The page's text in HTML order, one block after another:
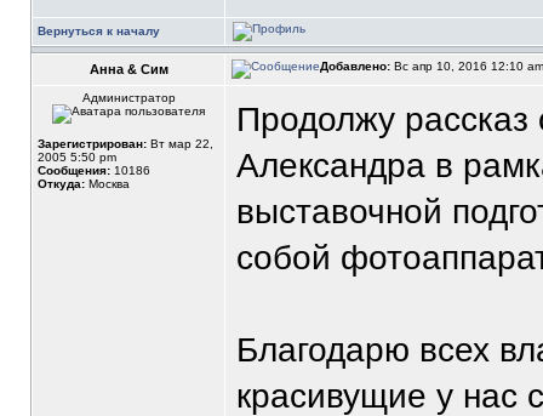
Вернуться к началу
Анна & Сим Добавлено: Вс апр 10, 2016 12:10
Администратор
Зарегистрирован: Вт мар 22,
2005 5:50 pm
Сообщения: 10186
Откуда: Москва
Продолжу рассказ
Александра в
выставочной
собой
Благодарю всех
красивущие у нас